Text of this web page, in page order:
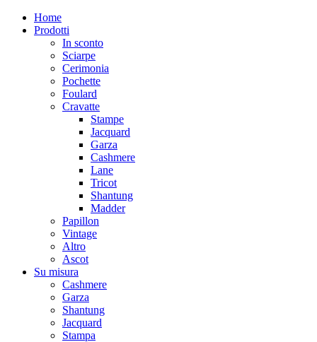
Home
Prodotti
In sconto
Sciarpe
Cerimonia
Pochette
Foulard
Cravatte
Stampe
Jacquard
Garza
Cashmere
Lane
Tricot
Shantung
Madder
Papillon
Vintage
Altro
Ascot
Su misura
Cashmere
Garza
Shantung
Jacquard
Stampa